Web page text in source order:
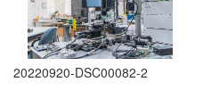
20220920-DSC00082-2